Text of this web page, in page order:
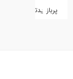
کفش
پربازدیدترین